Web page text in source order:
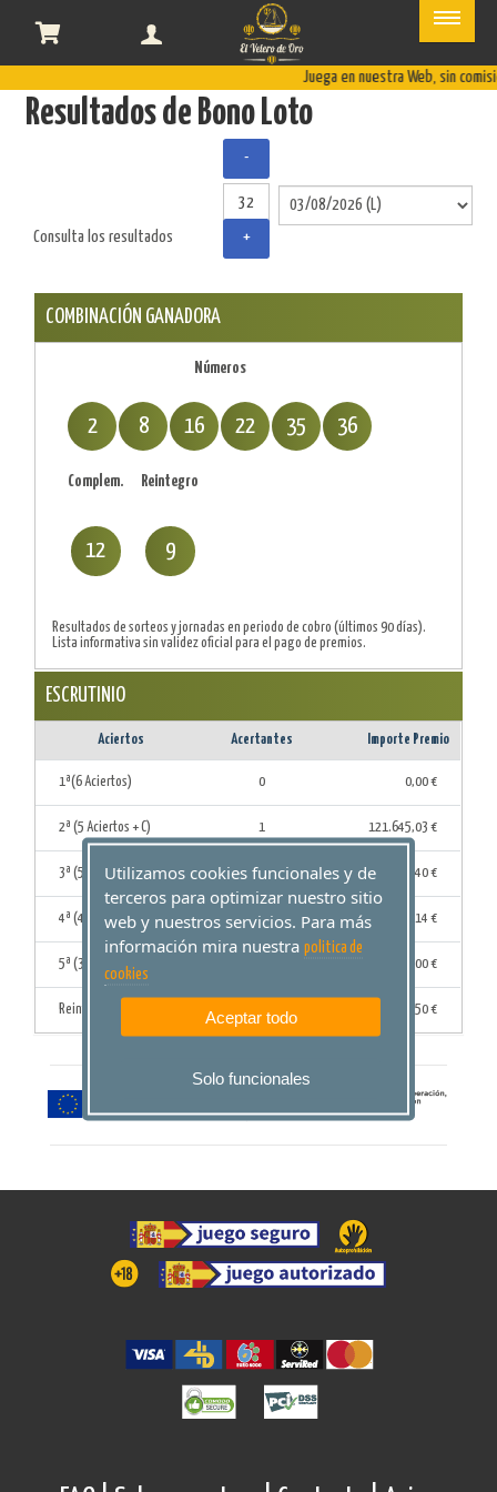
Resultados
de
Bonoloto
Juega en nuestra Web, sin
Resultados de Bono Loto
Consulta los resultados
-
+
COMBINACIÓN GANADORA
Números
2 8 16 22 35 36
Complem.
12
Reintegro
9
Resultados de sorteos y jornadas en periodo de cobro (últimos 90 días).
Lista informativa sin validez oficial para el pago de premios.
ESCRUTINIO
Aciertos Acertantes Importe Premio
1ª(6 Aciertos) 0 0,00 €
2ª (5 Aciertos + C) 1 121.645,03 €
3ª (5 Aciertos) 89 683,40 €
4ª (4 Aciertos) 3.943 23,14 €
5ª (3 Aciertos) 4,00 €
Reintegro 396.227 0,50 €
Utilizamos cookies funcionales y de
terceros para optimizar nuestro sitio
web y nuestros servicios. Para más
información mira nuestra politica de
cookies
Aceptar todo
Solo funcionales